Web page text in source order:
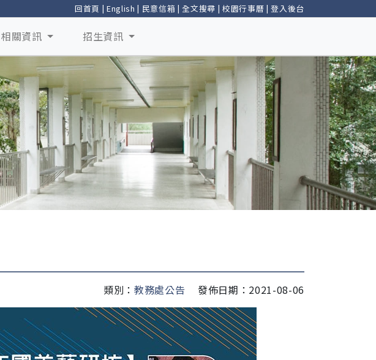
回首頁 | English | 民意信箱 |全文搜尋 | 校園行事曆 |登入後台
相關資訊 招生資訊
類別： 教務處公告 發佈日期：2021-08-06